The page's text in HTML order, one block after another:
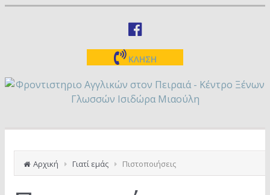
ΚΛΗΣΗ
Αρχική Γιατί εμάς Πιστοποιήσεις